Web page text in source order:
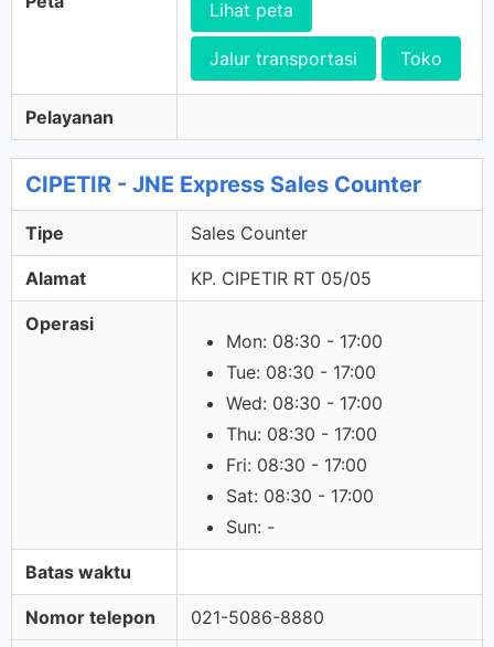
Lihat peta
Jalur transportasi Toko
Pelayanan
CIPETIR - JNE Express Sales Counter
Tipe Sales Counter
Alamat KP. CIPETIR RT 05/05
Operasi
Mon: 08:30 - 17:00
Tue: 08:30 - 17:00
Wed: 08:30 - 17:00
Thu: 08:30 - 17:00
Fri: 08:30 - 17:00
Sat: 08:30 - 17:00
Sun: -
Batas waktu
Nomor telepon 021-5086-8880